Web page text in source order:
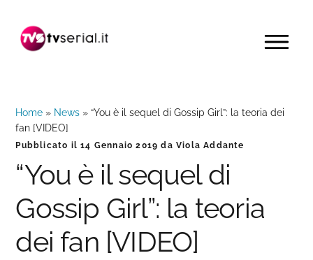
navigazione
contenuto
barra
MENU
Home » News »“You è il sequel di Gossip Girl”: la teoria dei
fan [VIDEO]
Pubblicato il14 Gennaio 2019 daViola Addante
“You è il sequel di
Gossip Girl”: la teoria
dei fan [VIDEO]